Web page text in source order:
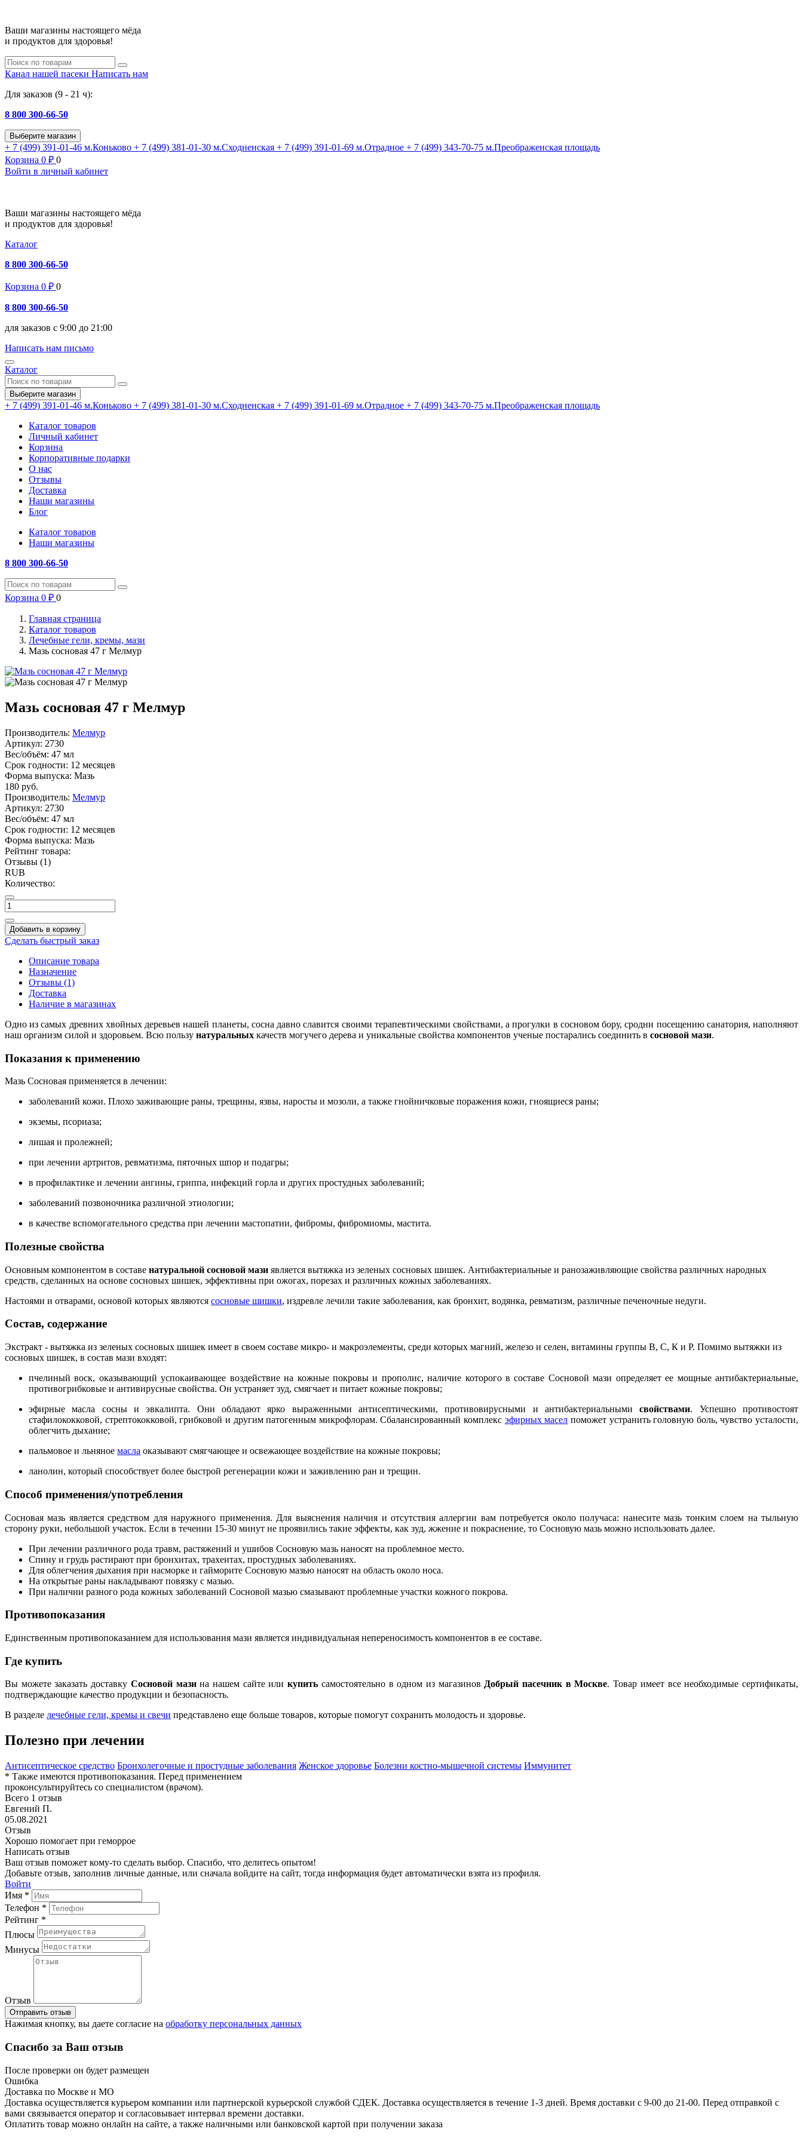
Ваши магазины настоящего мёда
и продуктов для здоровья!
Канал нашей пасеки Написать нам
Для заказов (9 - 21 ч):
8 800 300-66-50
Выберите магазин
+ 7 (499) 391-01-46 м.Коньково + 7 (499) 381-01-30 м.Сходненская + 7 (499) 391-01-69 м.Отрадное + 7 (499) 343-70-75 м.Преображенская площадь
Корзина 0 ₽ 0
Войти в личный кабинет
Ваши магазины настоящего мёда
и продуктов для здоровья!
Каталог
8 800 300-66-50
Корзина 0 ₽ 0
8 800 300-66-50
для заказов с 9:00 до 21:00
Написать нам письмо
Каталог
Выберите магазин
+ 7 (499) 391-01-46 м.Коньково + 7 (499) 381-01-30 м.Сходненская + 7 (499) 391-01-69 м.Отрадное + 7 (499) 343-70-75 м.Преображенская площадь
Каталог товаров
Личный кабинет
Корзина
Корпоративные подарки
О нас
Отзывы
Доставка
Наши магазины
Блог
Каталог товаров
Наши магазины
8 800 300-66-50
Корзина 0 ₽ 0
Главная страница
Каталог товаров
Лечебные гели, кремы, мази
Мазь сосновая 47 г Мелмур
Мазь сосновая 47 г Мелмур
Производитель: Мелмур
Артикул: 2730
Вес/объём: 47 мл
Срок годности: 12 месяцев
Форма выпуска: Мазь
180 руб.
Производитель: Мелмур
Артикул: 2730
Вес/объём: 47 мл
Срок годности: 12 месяцев
Форма выпуска: Мазь
Рейтинг товара:
Отзывы (1)
RUB
Количество:
Добавить в корзину
Сделать быстрый заказ
Описание товара
Назначение
Отзывы (1)
Доставка
Наличие в магазинах
Одно из самых древних хвойных деревьев нашей планеты, сосна давно славится своими терапевтическими свойствами, а прогулки в сосновом бору, сродни посещению санатория, наполняют
наш организм силой и здоровьем. Всю пользу натуральных качеств могучего дерева и уникальные свойства компонентов ученые постарались соединить в сосновой мази.
Показания к применению
Мазь Сосновая применяется в лечении:
заболеваний кожи. Плохо заживающие раны, трещины, язвы, наросты и мозоли, а также гнойничковые поражения кожи, гноящиеся раны;
экземы, псориаза;
лишая и пролежней;
при лечении артритов, ревматизма, пяточных шпор и подагры;
в профилактике и лечении ангины, гриппа, инфекций горла и других простудных заболеваний;
заболеваний позвоночника различной этиологии;
в качестве вспомогательного средства при лечении мастопатии, фибромы, фибромиомы, мастита.
Полезные свойства
Основным компонентом в составе натуральной сосновой мази является вытяжка из зеленых сосновых шишек. Антибактериальные и ранозаживляющие свойства различных народных
средств, сделанных на основе сосновых шишек, эффективны при ожогах, порезах и различных кожных заболеваниях.
Настоями и отварами, основой которых являются сосновые шишки, издревле лечили такие заболевания, как бронхит, водянка, ревматизм, различные печеночные недуги.
Состав, содержание
Экстракт - вытяжка из зеленых сосновых шишек имеет в своем составе микро- и макроэлементы, среди которых магний, железо и селен, витамины группы В, С, К и Р. Помимо вытяжки из
сосновых шишек, в состав мази входят:
пчелиный воск, оказывающий успокаивающее воздействие на кожные покровы и прополис, наличие которого в составе Сосновой мази определяет ее мощные антибактериальные,
противогрибковые и антивирусные свойства. Он устраняет зуд, смягчает и питает кожные покровы;
эфирные масла сосны и эвкалипта. Они обладают ярко выраженными антисептическими, противовирусными и антибактериальнымисвойствами. Успешно противостоят
стафилококковой, стрептококковой, грибковой и другим патогенным микрофлорам. Сбалансированный комплекс эфирных масел поможет устранить головную боль, чувство усталости,
облегчить дыхание;
пальмовое и льняное масла оказывают смягчающее и освежающее воздействие на кожные покровы;
ланолин, который способствует более быстрой регенерации кожи и заживлению ран и трещин.
Способ применения/употребления
Сосновая мазь является средством для наружного применения. Для выяснения наличия и отсутствия аллергии вам потребуется около получаса: нанесите мазь тонким слоем на тыльную
сторону руки, небольшой участок. Если в течении 15-30 минут не проявились такие эффекты, как зуд, жжение и покраснение, то Сосновую мазь можно использовать далее.
При лечении различного рода травм, растяжений и ушибов Сосновую мазь наносят на проблемное место.
Спину и грудь растирают при бронхитах, трахеитах, простудных заболеваниях.
Для облегчения дыхания при насморке и гайморите Сосновую мазью наносят на область около носа.
На открытые раны накладывают повязку с мазью.
При наличии разного рода кожных заболеваний Сосновой мазью смазывают проблемные участки кожного покрова.
Противопоказания
Единственным противопоказанием для использования мази является индивидуальная непереносимость компонентов в ее составе.
Где купить
Вы можете заказать доставку Сосновой мазина нашем сайте иликупить самостоятельно в одном из магазиновДобрый пасечник в Москве. Товар имеет все необходимые сертификаты,
подтверждающие качество продукции и безопасность.
В разделе лечебные гели, кремы и свечи представлено еще больше товаров, которые помогут сохранить молодость и здоровье.
Полезно при лечении
Антисептическое средство Бронхолегочные и простудные заболевания Женское здоровье Болезни костно-мышечной системы Иммунитет
* Также имеются противопоказания. Перед применением
проконсультируйтесь со специалистом (врачом).
Всего 1 отзыв
Евгений П.
05.08.2021
Отзыв
Хорошо помогает при геморрое
Написать отзыв
Ваш отзыв поможет кому-то сделать выбор. Спасибо, что делитесь опытом!
Добавьте отзыв, заполнив личные данные, или сначала войдите на сайт, тогда информация будет автоматически взята из профиля.
Войти
Имя *
Телефон *
Рейтинг *
Плюсы
Минусы
Отзыв
Отправить отзыв
Нажимая кнопку, вы даете согласие на обработку персональных данных
Спасибо за Ваш отзыв
После проверки он будет размещен
Ошибка
Доставка по Москве и МО
Доставка осуществляется курьером компании или партнерской курьерской службой СДЕК. Доставка осуществляется в течение 1-3 дней. Время доставки с 9-00 до 21-00. Перед отправкой с
вами связывается оператор и согласовывает интервал времени доставки.
Оплатить товар можно онлайн на сайте, а также наличными или банковской картой при получении заказа